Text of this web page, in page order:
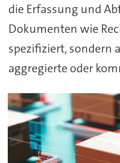
die Erfassung und
Dokumenten wie
spezifiziert, sondern
aggregierte oder